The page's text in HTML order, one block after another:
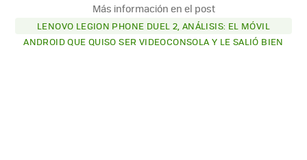
Más información en el post
LENOVO LEGION PHONE DUEL 2, ANÁLISIS: EL MÓVIL
ANDROID QUE QUISO SER VIDEOCONSOLA Y LE SALIÓ BIEN